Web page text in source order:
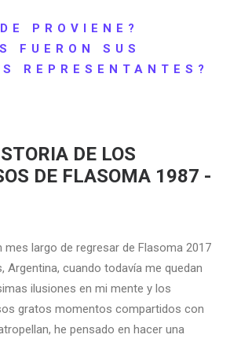
SEARCH
PROVIENE?
FUERON SUS
REPRESENTANTES?
DE LOS
DE FLASOMA 1987 -
mes largo de regresar de Flasoma 2017
Argentina, cuando todavía me quedan
ilusiones en mi mente y los
gratos momentos compartidos con
he pensado en hacer una